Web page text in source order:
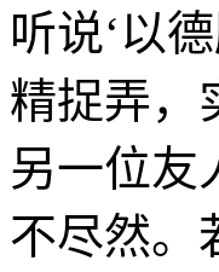
听说‘以
精捉弄，
另一位友
不尽然。